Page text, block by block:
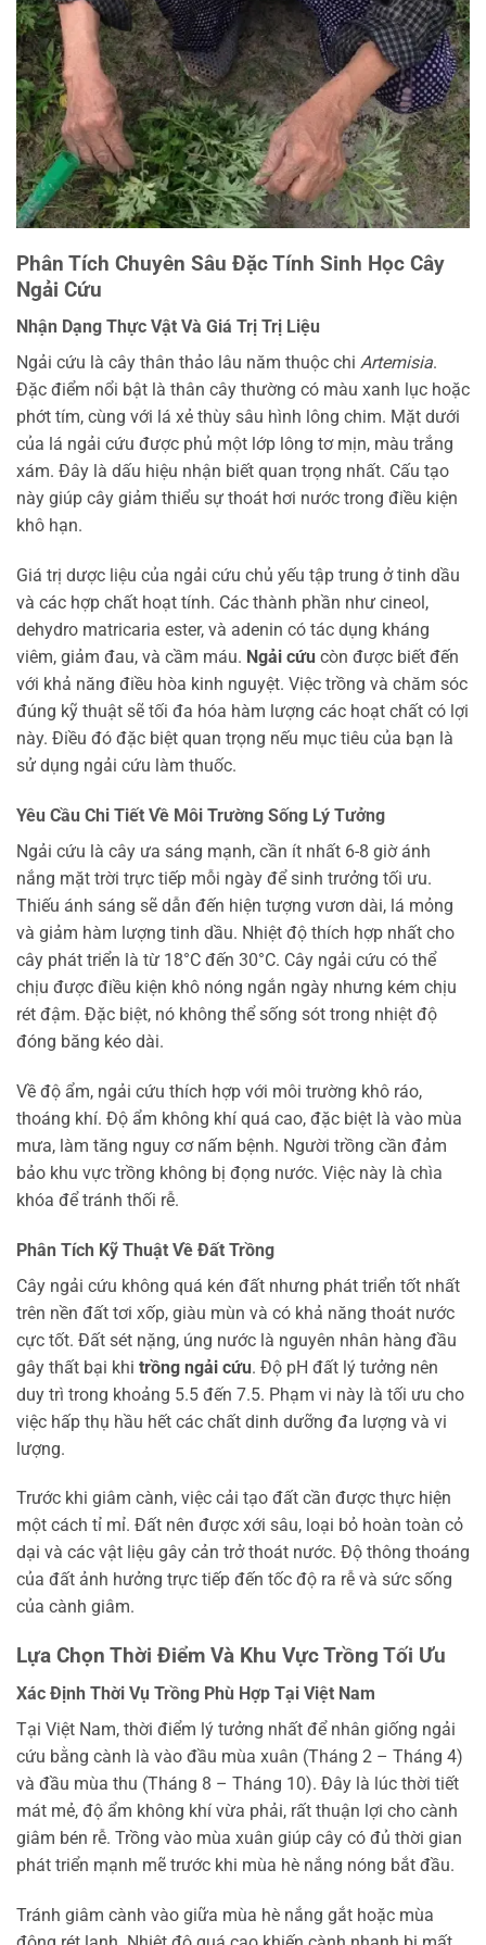
Phân Tích Chuyên Sâu Đặc Tính Sinh Học Cây
Ngải Cứu
Nhận Dạng Thực Vật Và Giá Trị Trị Liệu
Ngải cứu là cây thân thảo lâu năm thuộc chi Artemisia.
Đặc điểm nổi bật là thân cây thường có màu xanh lục hoặc
phớt tím, cùng với lá xẻ thùy sâu hình lông chim. Mặt dưới
của lá ngải cứu được phủ một lớp lông tơ mịn, màu trắng
xám. Đây là dấu hiệu nhận biết quan trọng nhất. Cấu tạo
này giúp cây giảm thiểu sự thoát hơi nước trong điều kiện
khô hạn.
Giá trị dược liệu của ngải cứu chủ yếu tập trung ở tinh dầu
và các hợp chất hoạt tính. Các thành phần như cineol,
dehydro matricaria ester, và adenin có tác dụng kháng
viêm, giảm đau, và cầm máu. Ngải cứu còn được biết đến
với khả năng điều hòa kinh nguyệt. Việc trồng và chăm sóc
đúng kỹ thuật sẽ tối đa hóa hàm lượng các hoạt chất có lợi
này. Điều đó đặc biệt quan trọng nếu mục tiêu của bạn là
sử dụng ngải cứu làm thuốc.
Yêu Cầu Chi Tiết Về Môi Trường Sống Lý Tưởng
Ngải cứu là cây ưa sáng mạnh, cần ít nhất 6-8 giờ ánh
nắng mặt trời trực tiếp mỗi ngày để sinh trưởng tối ưu.
Thiếu ánh sáng sẽ dẫn đến hiện tượng vươn dài, lá mỏng
và giảm hàm lượng tinh dầu. Nhiệt độ thích hợp nhất cho
cây phát triển là từ 18°C đến 30°C. Cây ngải cứu có thể
chịu được điều kiện khô nóng ngắn ngày nhưng kém chịu
rét đậm. Đặc biệt, nó không thể sống sót trong nhiệt độ
đóng băng kéo dài.
Về độ ẩm, ngải cứu thích hợp với môi trường khô ráo,
thoáng khí. Độ ẩm không khí quá cao, đặc biệt là vào mùa
mưa, làm tăng nguy cơ nấm bệnh. Người trồng cần đảm
bảo khu vực trồng không bị đọng nước. Việc này là chìa
khóa để tránh thối rễ.
Phân Tích Kỹ Thuật Về Đất Trồng
Cây ngải cứu không quá kén đất nhưng phát triển tốt nhất
trên nền đất tơi xốp, giàu mùn và có khả năng thoát nước
cực tốt. Đất sét nặng, úng nước là nguyên nhân hàng đầu
gây thất bại khi trồng ngải cứu. Độ pH đất lý tưởng nên
duy trì trong khoảng 5.5 đến 7.5. Phạm vi này là tối ưu cho
việc hấp thụ hầu hết các chất dinh dưỡng đa lượng và vi
lượng.
Trước khi giâm cành, việc cải tạo đất cần được thực hiện
một cách tỉ mỉ. Đất nên được xới sâu, loại bỏ hoàn toàn cỏ
dại và các vật liệu gây cản trở thoát nước. Độ thông thoáng
của đất ảnh hưởng trực tiếp đến tốc độ ra rễ và sức sống
của cành giâm.
Lựa Chọn Thời Điểm Và Khu Vực Trồng Tối Ưu
Xác Định Thời Vụ Trồng Phù Hợp Tại Việt Nam
Tại Việt Nam, thời điểm lý tưởng nhất để nhân giống ngải
cứu bằng cành là vào đầu mùa xuân (Tháng 2 – Tháng 4)
và đầu mùa thu (Tháng 8 – Tháng 10). Đây là lúc thời tiết
mát mẻ, độ ẩm không khí vừa phải, rất thuận lợi cho cành
giâm bén rễ. Trồng vào mùa xuân giúp cây có đủ thời gian
phát triển mạnh mẽ trước khi mùa hè nắng nóng bắt đầu.
Tránh giâm cành vào giữa mùa hè nắng gắt hoặc mùa